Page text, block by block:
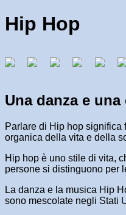
Hip Hop
Una danza e
Parlare di Hip hop significa
organica della vita e della
Hip hop è uno stile di vita,
persone si distinguono per
La danza e la musica Hip
sono mescolate negli Stati